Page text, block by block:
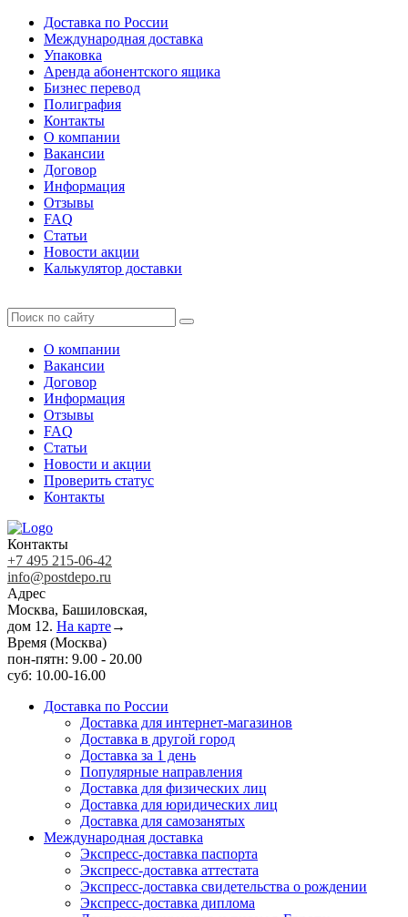
Доставка по России
Международная доставка
Упаковка
Аренда абонентского ящика
Бизнес перевод
Полиграфия
Контакты
О компании
Вакансии
Договор
Информация
Отзывы
FAQ
Статьи
Новости акции
Калькулятор доставки
О компании
Вакансии
Договор
Информация
Отзывы
FAQ
Статьи
Новости и акции
Проверить статус
Контакты
Контакты
+7 495 215-06-42
info@postdepo.ru
Адрес
Москва, Башиловская,
дом 12. На карте→
Время (Москва)
пон-пятн: 9.00 - 20.00
суб: 10.00-16.00
Доставка по России
Доставка для интернет-магазинов
Доставка в другой город
Доставка за 1 день
Популярные направления
Доставка для физических лиц
Доставка для юридических лиц
Доставка для самозанятых
Международная доставка
Экспресс-доставка паспорта
Экспресс-доставка аттестата
Экспресс-доставка свидетельства о рождении
Экспресс-доставка диплома